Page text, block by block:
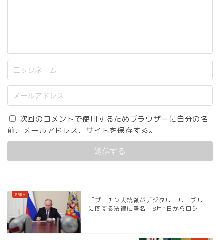
次回のコメントで使用するためブラウザーに自分の名
前、メールアドレス、サイトを保存する。
「プーチン大統領がデジタル・ルーブル
に関する法律に署名」8月1日からロシ...